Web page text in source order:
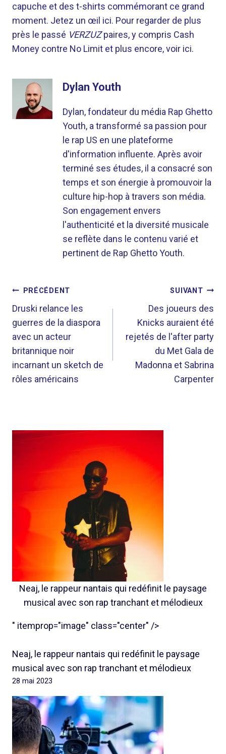
capuche et des t-shirts commémorant ce grand
moment. Jetez un œil ici. Pour regarder de plus
près le passé VERZUZpaires, y compris Cash
Money contre No Limit et plus encore, voir ici.
Dylan Youth
Dylan, fondateur du média Rap Ghetto
Youth, a transformé sa passion pour
le rap US en une plateforme
d'information influente. Après avoir
terminé ses études, il a consacré son
temps et son énergie à promouvoir la
culture hip-hop à travers son média.
Son engagement envers
l'authenticité et la diversité musicale
se reflète dans le contenu varié et
pertinent de Rap Ghetto Youth.
NAVIGATION
DE
L’ARTICLE
PRÉCÉDENT
Druski relance les
guerres de la diaspora
avec un acteur
britannique noir
incarnant un sketch de
rôles américains
SUIVANT
Des joueurs des
Knicks auraient été
rejetés de l'after party
du Met Gala de
Madonna et Sabrina
Carpenter
Neaj, le rappeur nantais qui redéfinit le paysage
musical avec son rap tranchant et mélodieux
" itemprop="image" class="center" />
Neaj, le rappeur nantais qui redéfinit le paysage
musical avec son rap tranchant et mélodieux
28 mai 2023